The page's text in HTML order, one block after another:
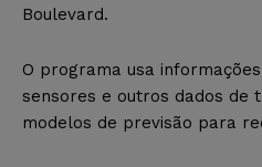
Boulevard.
O programa usa
sensores e outros dados de
modelos de previsão para